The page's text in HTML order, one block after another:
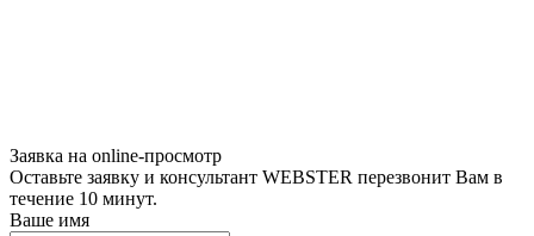
Заявка на online-просмотр
Оставьте заявку и консультант WEBSTER перезвонит Вам в
течение 10 минут.
Ваше имя